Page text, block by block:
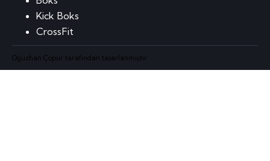
Kick Boks
CrossFit
Oğuzhan Çopur tarafından tasarlanmıştır